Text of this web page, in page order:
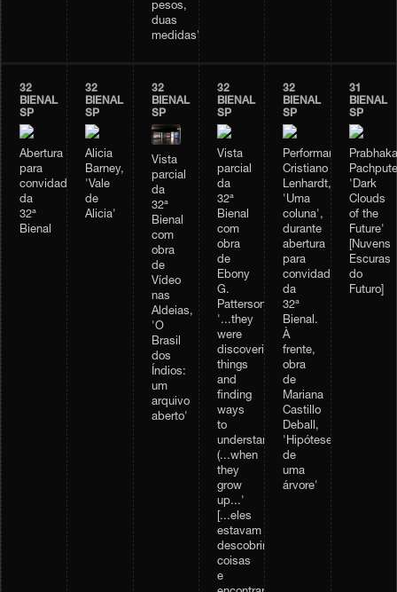
pesos,
duas
medidas'
32
BIENAL
SP
Abertura
para
convidados
da
32ª
Bienal
32
BIENAL
SP
Alicia
Barney,
'Vale
de
Alicia'
32
BIENAL
SP
Vista
parcial
da
32ª
Bienal
com
obra
de
Vídeo
nas
Aldeias,
'O
Brasil
dos
Índios:
um
arquivo
aberto'
32
BIENAL
SP
Vista
parcial
da
32ª
Bienal
com
obra
de
Ebony
G.
Patterson,
'...they
were
discovering
things
and
finding
ways
to
understand...
(...when
they
grow
up...'
[...eles
estavam
descobrindo
coisas
e
32
BIENAL
SP
Performance
Cristiano
Lenhardt,
'Uma
coluna',
durante
abertura
para
convidados
da
32ª
Bienal.
À
frente,
obra
de
Mariana
Castillo
Deball,
'Hipótese
de
uma
árvore'
31
BIENAL
SP
'Dark
Clouds
of the
Future'
[Nuvens
Escuras
do
Futuro]